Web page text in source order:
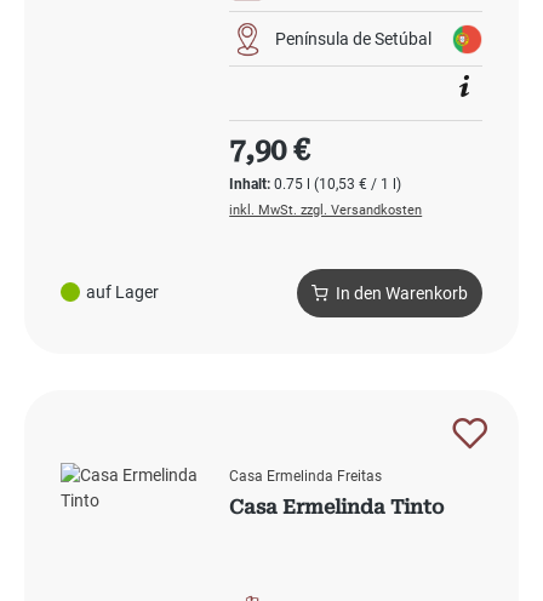
auf Lager
Península de Setúbal
Inhalt:0.75 l(10,53 € / 1 l)
Regulärer Preis:
7,90 €
inkl. MwSt. zzgl. Versandkosten
In den Warenkorb
Casa Ermelinda Freitas
Casa Ermelinda Tinto